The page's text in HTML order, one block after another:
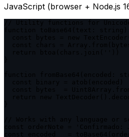
JavaScript (browser + Node.js
const chars =
const bytes  =
const orderNote =